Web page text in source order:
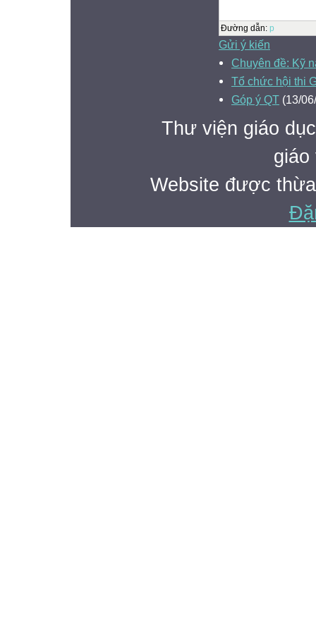
Đường dẫn: p
Gửi ý kiến
Chuyên đề: Kỹ
Tổ chức hội thi
Góp ý QT (13/
Thư viện giáo
giáo
Website được